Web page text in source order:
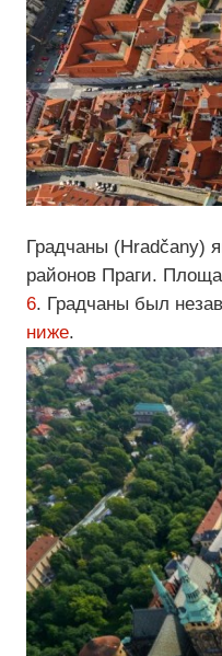
Градчаны (Hradčany)
районов Праги.
6. Градчаны был
ниже.